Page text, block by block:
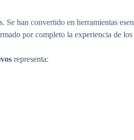
han convertido en herramientas
por completo la experiencia de
representa: